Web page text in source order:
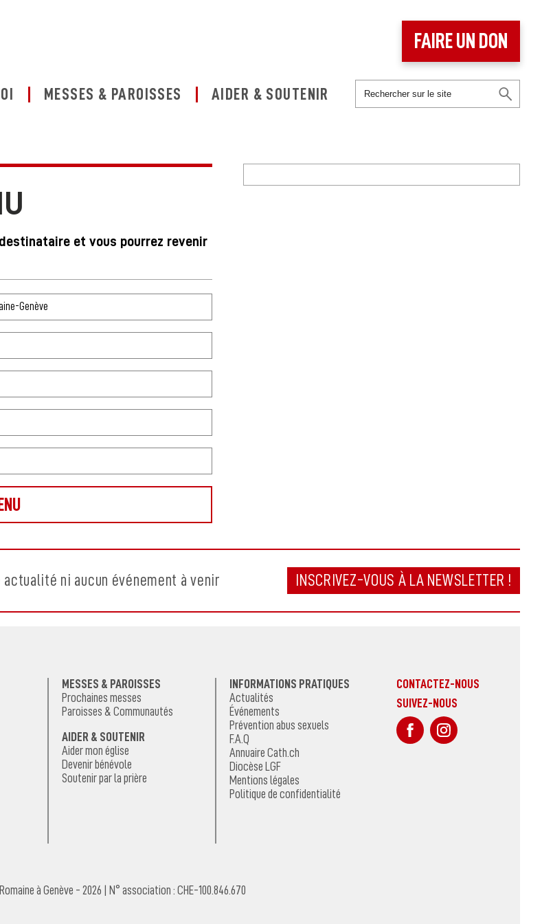
MESSES & PAROISSES AIDER & SOUTENIR
FAIRE UN DON
et vous pourrez revenir
actualité ni aucun événement à venir INSCRIVEZ-VOUS À LA NEWSLETTER !
MESSES & PAROISSES
Prochaines messes
Paroisses & Communautés
AIDER & SOUTENIR
Aider mon église
Devenir bénévole
Soutenir par la prière
INFORMATIONS PRATIQUES
Actualités
Événements
Prévention abus sexuels
F.A.Q
Annuaire Cath.ch
Diocèse LGF
Mentions légales
Politique de confidentialité
CONTACTEZ-NOUS
SUIVEZ-NOUS
sur Facebook
à Genève - 2026 | N° association : CHE-100.846.670